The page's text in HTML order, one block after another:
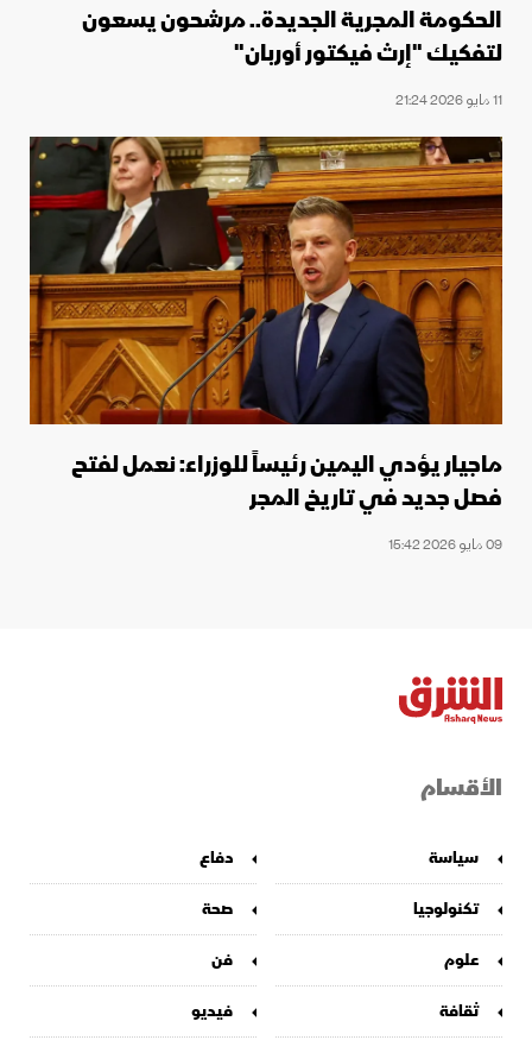
الحكومة المجرية الجديدة.. مرشحون يسعون
لتفكيك "إرث فيكتور أوربان"
11 مايو 2026 21:24
ماجيار يؤدي اليمين رئيساً للوزراء: نعمل لفتح
فصل جديد في تاريخ المجر
09 مايو 2026 15:42
الأقسام
سياسة
دفاع
تكنولوجيا
صحة
علوم
فن
ثقافة
فيديو